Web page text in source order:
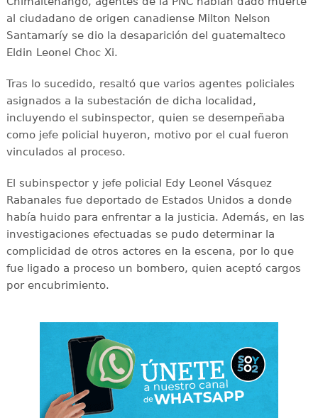
al ciudadano de origen canadiense Milton Nelson
Santamaríy se dio la desaparición del guatemalteco
Eldin Leonel Choc Xi.
Tras lo sucedido, resaltó que varios agentes policiales
asignados a la subestación de dicha localidad,
incluyendo el subinspector, quien se desempeñaba
como jefe policial huyeron, motivo por el cual fueron
vinculados al proceso.
El subinspector y jefe policial Edy Leonel Vásquez
Rabanales fue deportado de Estados Unidos a donde
había huido para enfrentar a la justicia. Además, en las
investigaciones efectuadas se pudo determinar la
complicidad de otros actores en la escena, por lo que
fue ligado a proceso un bombero, quien aceptó cargos
por encubrimiento.